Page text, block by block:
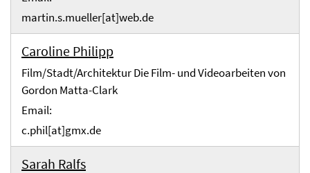
martin.s.mueller[at]web.de
Caroline Philipp
Film/Stadt/Architektur Die Film- und Videoarbeiten von
Gordon Matta-Clark
Email:
c.phil[at]gmx.de
Sarah Ralfs